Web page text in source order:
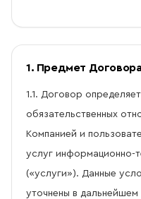
1. Предмет
1.1. Договор
обязательственных
Компанией и
услуг информационно-
(«услуги»). Данные
уточнены в